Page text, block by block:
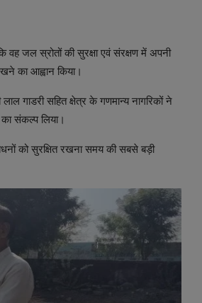
जल स्रोतों की सुरक्षा एवं संरक्षण में अपनी
का आह्वान किया।
गाडरी सहित क्षेत्र के गणमान्य नागरिकों ने
संकल्प लिया।
को सुरक्षित रखना समय की सबसे बड़ी